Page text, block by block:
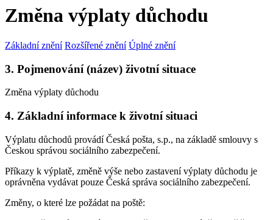
Změna výplaty důchodu
Základní znění Rozšířené znění Úplné znění
3. Pojmenování (název) životní situace
Změna výplaty důchodu
4. Základní informace k životní situaci
Výplatu důchodů provádí Česká pošta, s.p., na základě smlouvy s
Českou správou sociálního zabezpečení.
Příkazy k výplatě, změně výše nebo zastavení výplaty důchodu je
oprávněna vydávat pouze Česká správa sociálního zabezpečení.
Změny, o které lze požádat na poště: